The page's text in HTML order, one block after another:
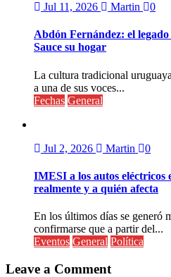
Jul 11, 2026 Martin 0
Abdón Fernández: el
Sauce su hogar
La cultura tradicional
a una de sus voces...
Fechas General
Jul 2, 2026 Martin 0
IMESI a los autos eléctricos
realmente y a quién afecta
En los últimos días se generó
confirmarse que a partir del...
Eventos General Política
Leave a Comment